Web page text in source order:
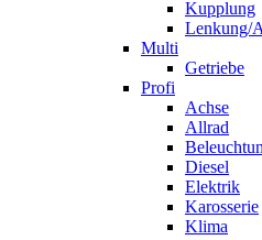
Kupplung
Lenkung/
Multi
Getriebe
Profi
Achse
Allrad
Diesel
Elektrik
Karosserie
Klima